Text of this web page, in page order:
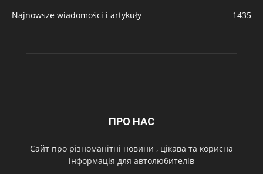
Najnowsze wiadomości i artykuły 1435
ПРО НАС
Cайт про різноманітні новини , цікава та корисна
інформація для автолюбителів